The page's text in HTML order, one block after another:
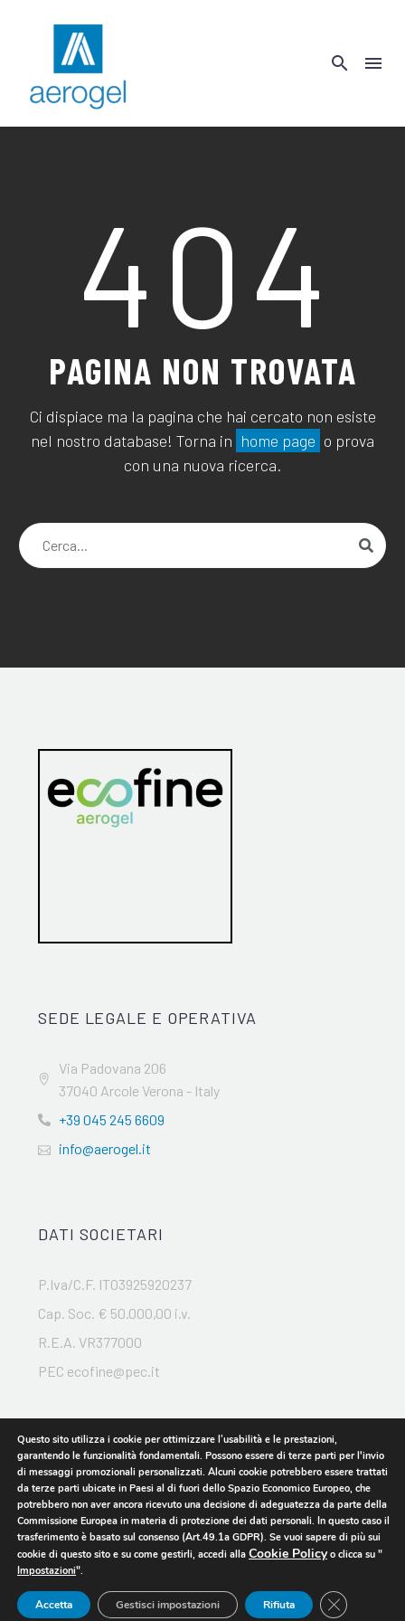
404
PAGINA NON TROVATA
Ci dispiace ma la pagina che hai cercato non esiste
nel nostro database! Torna in home page o prova
con una nuova ricerca.
SEDE LEGALE E OPERATIVA
Via Padovana 206
37040 Arcole Verona - Italy
+39 045 245 6609
info@aerogel.it
DATI SOCIETARI
P.Iva/C.F. IT03925920237
Cap. Soc. € 50.000,00 i.v.
R.E.A. VR377000
PEC ecofine@pec.it
2024 © ECOFINE S.R.L.
Privacy Policy– Cookie Policy
Questo sito utilizza i cookie per ottimizzare l’usabilità e le prestazioni,
garantendo le funzionalità fondamentali. Possono essere di terze parti per l'invio
di messaggi promozionali personalizzati. Alcuni cookie potrebbero essere trattati
da terze parti ubicate in Paesi al di fuori dello Spazio Economico Europeo, che
potrebbero non aver ancora ricevuto una decisione di adeguatezza da parte della
Commissione Europea in materia di protezione dei dati personali. In questo caso il
trasferimento è basato sul consenso (Art.49.1a GDPR). Se vuoi sapere di più sui
cookie di questo sito e su come gestirli, accedi alla Cookie Policyo clicca su "
Impostazioni".
Accetta Rifiuta
Gestisci impostazioni Close